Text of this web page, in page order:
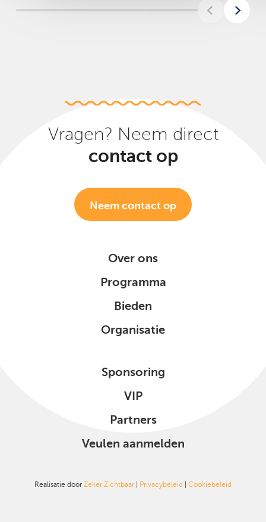
Vragen? Neem direct
contact op
Neem contact op
Over ons
Programma
Bieden
Organisatie
Sponsoring
VIP
Partners
Veulen aanmelden
Realisatie door Zeker Zichtbaar Privacybeleid Cookiebeleid